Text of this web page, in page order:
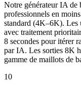
Notre générateur IA de
professionnels en
standard (4K–6K). Les
avec traitement
8 secondes pour itérer
par IA. Les sorties 8K
gamme de maillots de
10